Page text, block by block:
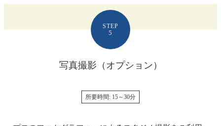
STEP
5
写真撮影 （オプション）
所要時間: 15～30分